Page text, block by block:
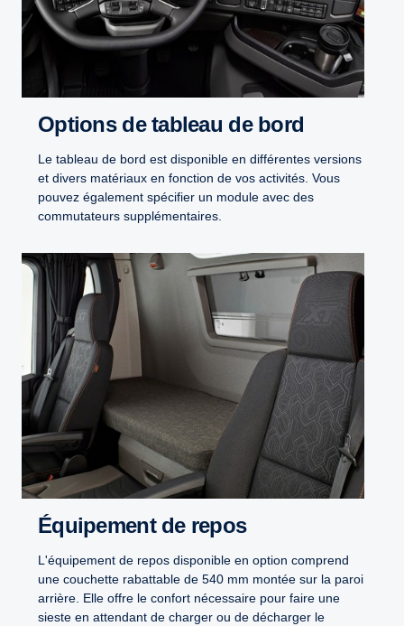
Options de tableau de bord
Le tableau de bord est disponible en différentes versions
et divers matériaux en fonction de vos activités. Vous
pouvez également spécifier un module avec des
commutateurs supplémentaires.
Équipement de repos
L'équipement de repos disponible en option comprend
une couchette rabattable de 540 mm montée sur la paroi
arrière. Elle offre le confort nécessaire pour faire une
sieste en attendant de charger ou de décharger le